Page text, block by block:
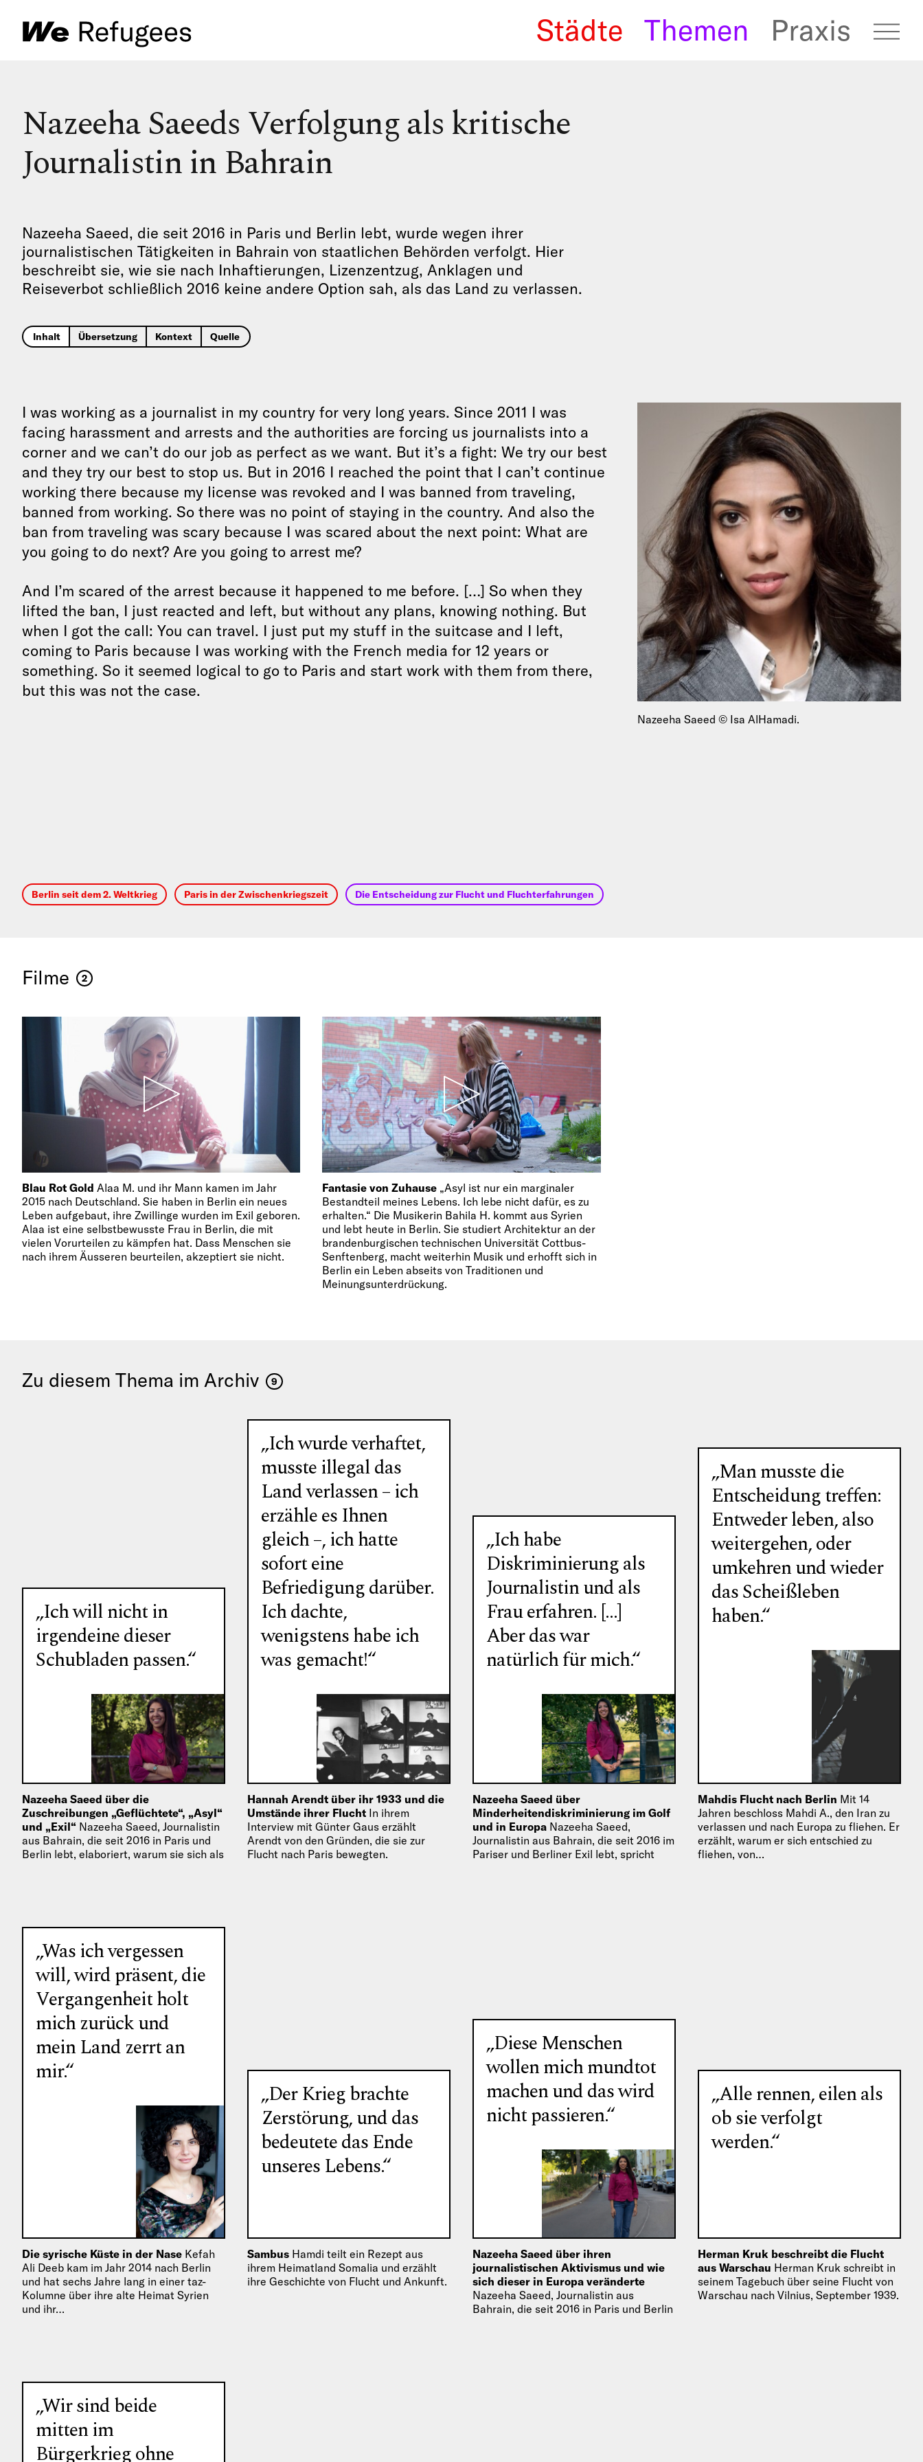
We Refugees Archive
Städte Themen Praxis
Nazeeha Saeeds Verfolgung als kritische
Journalistin in Bahrain
Nazeeha Saeed, die seit 2016 in Paris und Berlin lebt, wurde wegen ihrer
journalistischen Tätigkeiten in Bahrain von staatlichen Behörden verfolgt. Hier
beschreibt sie, wie sie nach Inhaftierungen, Lizenzentzug, Anklagen und
Reiseverbot schließlich 2016 keine andere Option sah, als das Land zu verlassen.
Inhalt Übersetzung Kontext Quelle
Nazeeha Saeed © Isa AlHamadi.
I was working as a journalist in my country for very long years. Since 2011 I was
facing harassment and arrests and the authorities are forcing us journalists into a
corner and we can’t do our job as perfect as we want. But it’s a fight: We try our best
and they try our best to stop us. But in 2016 I reached the point that I can’t continue
working there because my license was revoked and I was banned from traveling,
banned from working. So there was no point of staying in the country. And also the
ban from traveling was scary because I was scared about the next point: What are
you going to do next? Are you going to arrest me?
And I’m scared of the arrest because it happened to me before. […] So when they
lifted the ban, I just reacted and left, but without any plans, knowing nothing. But
when I got the call: You can travel. I just put my stuff in the suitcase and I left,
coming to Paris because I was working with the French media for 12 years or
something. So it seemed logical to go to Paris and start work with them from there,
but this was not the case.
Berlin seit dem 2. Weltkrieg Paris in der Zwischenkriegszeit Die Entscheidung zur Flucht und Fluchterfahrungen
Filme 2
Blau Rot Gold Alaa M. und ihr Mann kamen im Jahr
2015 nach Deutschland. Sie haben in Berlin ein neues
Leben aufgebaut, ihre Zwillinge wurden im Exil geboren.
Alaa ist eine selbstbewusste Frau in Berlin, die mit
vielen Vorurteilen zu kämpfen hat. Dass Menschen sie
nach ihrem Äusseren beurteilen, akzeptiert sie nicht.
Fantasie von Zuhause „Asyl ist nur ein marginaler
Bestandteil meines Lebens. Ich lebe nicht dafür, es zu
erhalten.“ Die Musikerin Bahila H. kommt aus Syrien
und lebt heute in Berlin. Sie studiert Architektur an der
brandenburgischen technischen Universität Cottbus-
Senftenberg, macht weiterhin Musik und erhofft sich in
Berlin ein Leben abseits von Traditionen und
Meinungsunterdrückung.
Zu diesem Thema im Archiv 9
„Ich will nicht in
irgendeine dieser
Schubladen passen.“
Nazeeha Saeed über die
Zuschreibungen „Geflüchtete“, „Asyl“
und „Exil“ Nazeeha Saeed, Journalistin
aus Bahrain, die seit 2016 in Paris und
Berlin lebt, elaboriert, warum sie sich als
„Ich wurde verhaftet,
musste illegal das
Land verlassen – ich
erzähle es Ihnen
gleich –, ich hatte
sofort eine
Befriedigung darüber.
Ich dachte,
wenigstens habe ich
was gemacht!“
Hannah Arendt über ihr 1933 und die
Umstände ihrer Flucht In ihrem
Interview mit Günter Gaus erzählt
Arendt von den Gründen, die sie zur
Flucht nach Paris bewegten.
„Ich habe
Diskriminierung als
Journalistin und als
Frau erfahren. […]
Aber das war
natürlich für mich.“
Nazeeha Saeed über
Minderheitendiskriminierung im Golf
und in Europa Nazeeha Saeed,
Journalistin aus Bahrain, die seit 2016 im
Pariser und Berliner Exil lebt, spricht
„Man musste die
Entscheidung treffen:
Entweder leben, also
weitergehen, oder
umkehren und wieder
das Scheißleben
haben.“
Mahdis Flucht nach Berlin Mit 14
Jahren beschloss Mahdi A., den Iran zu
verlassen und nach Europa zu fliehen. Er
erzählt, warum er sich entschied zu
fliehen, von…
„Was ich vergessen
will, wird präsent, die
Vergangenheit holt
mich zurück und
mein Land zerrt an
mir.“
Die syrische Küste in der Nase Kefah
Ali Deeb kam im Jahr 2014 nach Berlin
und hat sechs Jahre lang in einer taz-
Kolumne über ihre alte Heimat Syrien
und ihr…
„Der Krieg brachte
Zerstörung, und das
bedeutete das Ende
unseres Lebens.“
Sambus Hamdi teilt ein Rezept aus
ihrem Heimatland Somalia und erzählt
ihre Geschichte von Flucht und Ankunft.
„Diese Menschen
wollen mich mundtot
machen und das wird
nicht passieren.“
Nazeeha Saeed über ihren
journalistischen Aktivismus und wie
sich dieser in Europa veränderte
Nazeeha Saeed, Journalistin aus
Bahrain, die seit 2016 in Paris und Berlin
„Alle rennen, eilen als
ob sie verfolgt
werden.“
Herman Kruk beschreibt die Flucht
aus Warschau Herman Kruk schreibt in
seinem Tagebuch über seine Flucht von
Warschau nach Vilnius, September 1939.
„Wir sind beide
mitten im
Bürgerkrieg ohne